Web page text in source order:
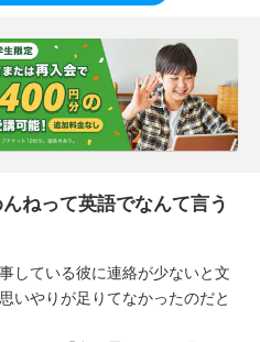
ねって英語でなんて言う
している彼に連絡が少ないと文
いやりが足りてなかったのだと